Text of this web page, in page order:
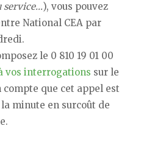
service…), vous pouvez
National CEA par
le 0 810 19 01 00
vos interrogations sur le
compte que cet appel est
minute en surcoût de